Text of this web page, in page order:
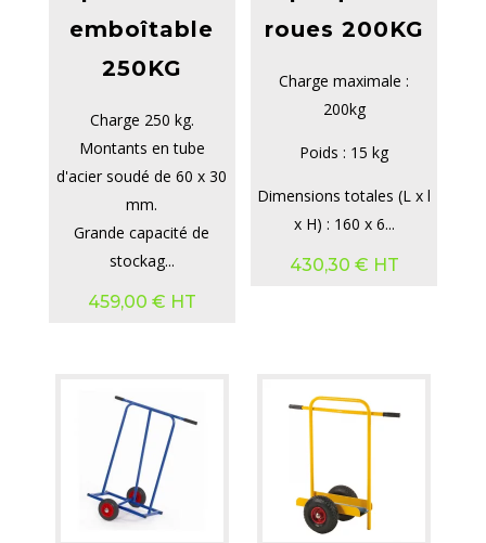
emboîtable
250KG
Charge 250 kg.
Montants en tube
d'acier soudé de 60 x 30
mm.
Grande capacité de
stockag...
459,00 € HT
roues 200KG
Charge maximale :
200kg
Poids : 15 kg
Dimensions totales (L x l
x H) : 160 x 6...
430,30 € HT